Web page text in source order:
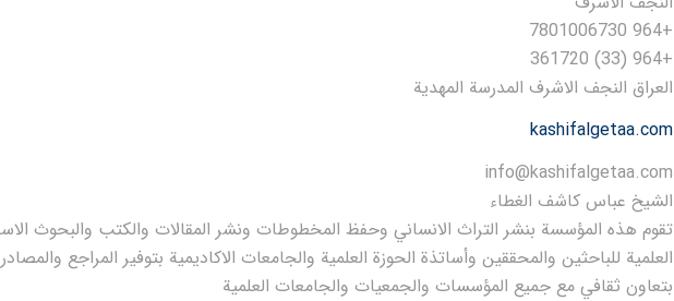
+964 7801006730
+964 (33) 361720
العراق النجف الاشرف المدرسة المهدية
kashifalgetaa.com
info@kashifalgetaa.com
الشيخ عباس كاشف الغطاء
تقوم هذه المؤسسة بنشر التراث الانساني وحفظ المخطوطات ونشر المقالات والكتب والبحوث
العلمية للباحثين والمحققين وأساتذة الحوزة العلمية والجامعات الاكاديمية بتوفير المراجع
بتعاون ثقافي مع جميع المؤسسات والجمعيات والجامعات العلمية